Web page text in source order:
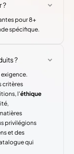
?
pour 8+
spécifique.
?
critères
l'éthique
privilégions
et des
qui